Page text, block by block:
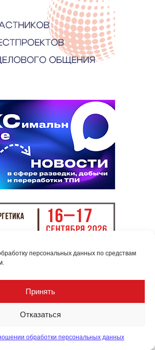
персональных данных по средствам
Принять
Отказаться
обработки персональных данных